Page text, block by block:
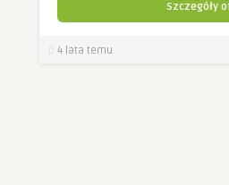
Szczegóły
4 lata temu